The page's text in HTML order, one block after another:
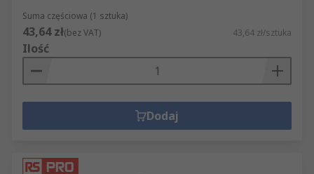
Suma częściowa (1 sztuka)
43,64 zł(bez VAT) 43,64 zł/sztuka
Ilość
Dodaj